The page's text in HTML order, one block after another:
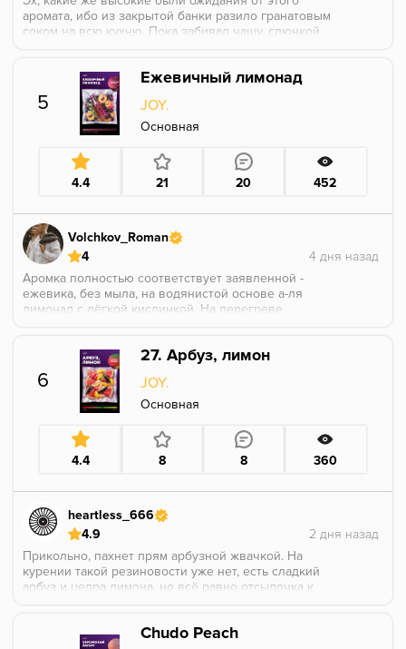
аромата, ибо из закрытой банки разило гранатовым
соком на всю кухню. Пока забивал чашу, слюнкой
на разных берегах, про насыщенность в покуре
здесь забыли, ибо это очень слабо и блекло по
сравнению с тем, как пахнет этот аромат.
5
Ежевичный лимонад
JOY.
Основная
4.4 21 20 452
Volchkov_Roman
4
Аромка полностью соответствует заявленной -
ежевика, без мыла, на водянистой основе а-ля
лимонад с лёгкой кислинкой. На перегреве
горчинка ушла.
6
27. Арбуз, лимон
JOY.
Основная
4.4 8 8 360
heartless_666
4.9
Прикольно, пахнет прям арбузной жвачкой. На
курении такой резиновости уже нет, есть сладкий
арбуз и цедра лимона, но всё равно отсылочка к
холлс, надо только свежести закинуть.
Chudo Peach